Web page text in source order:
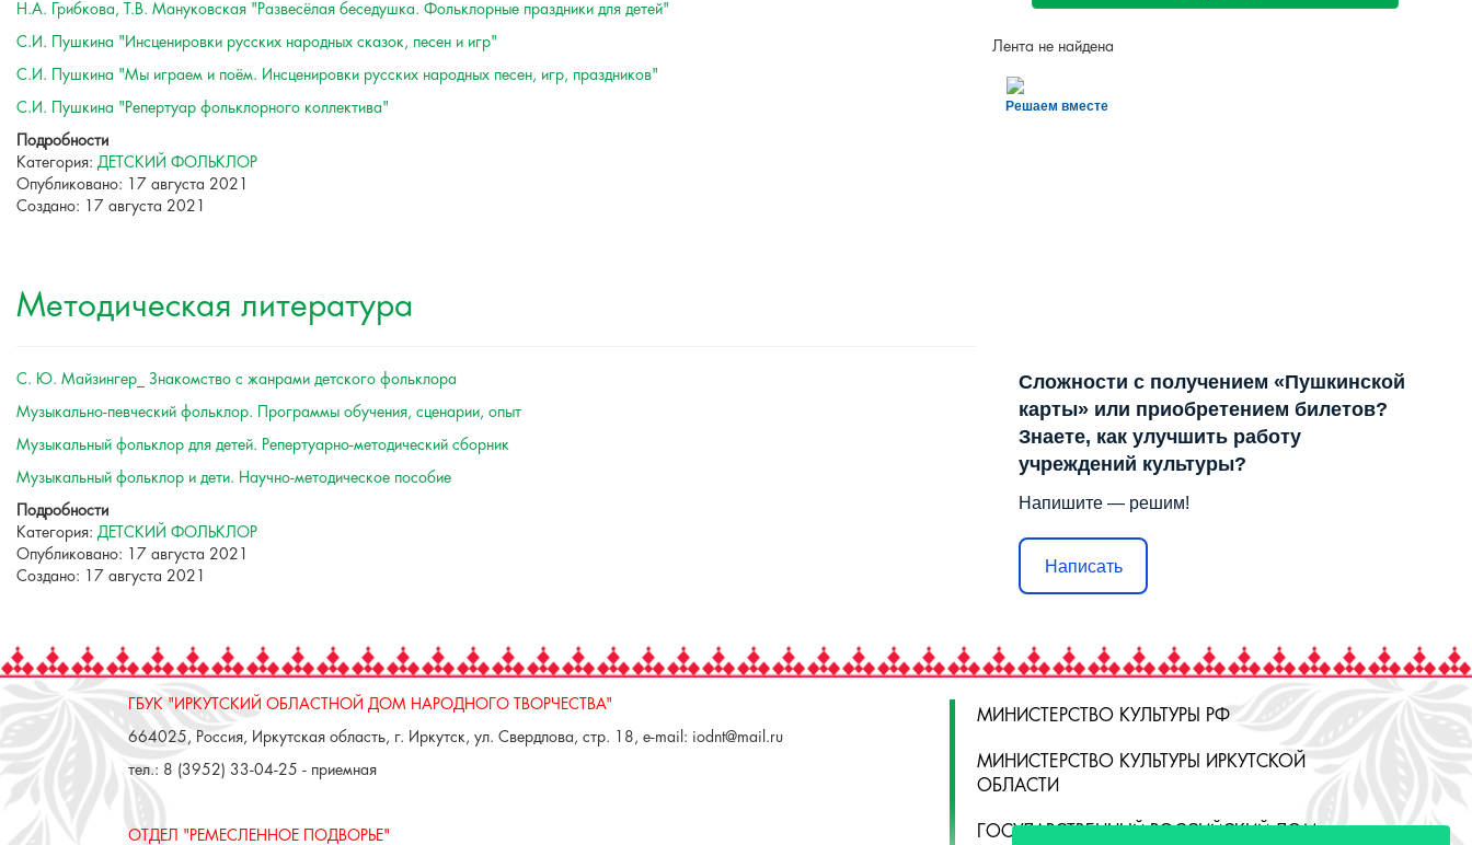
Н.А. Грибкова, Т.В. Мануковская "Развесёлая беседушка. Фольклорные праздники для детей"
С.И. Пушкина "Инсценировки русских народных сказок, песен и игр"
С.И. Пушкина "Мы играем и поём. Инсценировки русских народных песен, игр, праздников"
С.И. Пушкина "Репертуар фольклорного коллектива"
Подробности
Категория: ДЕТСКИЙ ФОЛЬКЛОР
Опубликовано: 17 августа 2021
Создано: 17 августа 2021
Методическая литература
С. Ю. Майзингер_ Знакомство с жанрами детского фольклора
Музыкально-певческий фольклор. Программы обучения, сценарии, опыт
Музыкальный фольклор для детей. Репертуарно-методический сборник
Музыкальный фольклор и дети. Научно-методическое пособие
Подробности
Категория: ДЕТСКИЙ ФОЛЬКЛОР
Опубликовано: 17 августа 2021
Создано: 17 августа 2021
Лента не найдена
Решаем вместе
Сложности с получением «Пушкинской
карты» или приобретением билетов?
Знаете, как улучшить работу
учреждений культуры?
Напишите — решим!
Написать
ГБУК "ИРКУТСКИЙ ОБЛАСТНОЙ ДОМ НАРОДНОГО ТВОРЧЕСТВА"
664025, Россия, Иркутская область, г. Иркутск, ул. Свердлова, стр. 18, e-mail: iodnt@mail.ru
тел.: 8 (3952) 33-04-25 - приемная
ОТДЕЛ "РЕМЕСЛЕННОЕ ПОДВОРЬЕ"
МИНИСТЕРСТВО КУЛЬТУРЫ РФ
МИНИСТЕРСТВО КУЛЬТУРЫ ИРКУТСКОЙ
ОБЛАСТИ
ГОСУДАРСТВЕННЫЙ РОССИЙСКИЙ ДОМ